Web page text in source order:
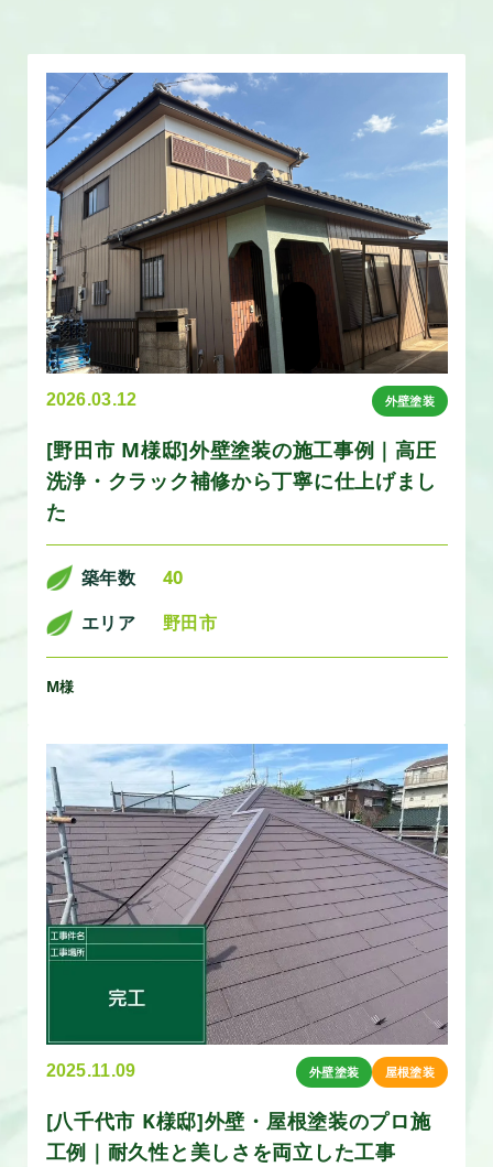
2026.03.12 外壁塗装
[野田市 M様邸]外壁塗装の施工事例｜高圧
洗浄・クラック補修から丁寧に仕上げまし
た
築年数
40
エリア
野田市
M様
2025.11.09 外壁塗装 屋根塗装
[八千代市 K様邸]外壁・屋根塗装のプロ施
工例｜耐久性と美しさを両立した工事